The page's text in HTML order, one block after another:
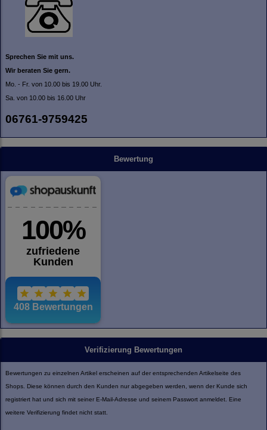
Sprechen Sie mit uns.
Wir beraten Sie gern.
Mo. - Fr. von 10.00 bis 19.00 Uhr.
Sa. von 10.00 bis 16.00 Uhr
06761-9759425
Bewertung
Verifizierung Bewertungen
Bewertungen zu einzelnen Artikel erscheinen auf der entsprechenden Artikelseite des
Shops. Diese können durch den Kunden nur abgegeben werden, wenn der Kunde sich
registriert hat und sich mit seiner E-Mail-Adresse und seinem Passwort anmeldet. Eine
weitere Verifizierung findet nicht statt.